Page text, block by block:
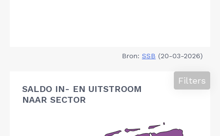
Bron: SSB (20-03-2026)
SALDO IN- EN UITSTROOM
NAAR SECTOR
Filters